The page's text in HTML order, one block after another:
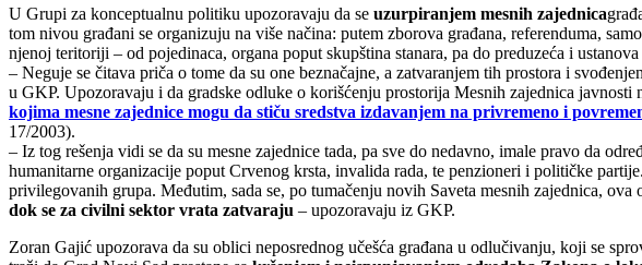
U Grupi za konceptualnu politiku upozoravaju da se uzurpiranjem mesnih zajednica
tom nivou građani se organizuju na više načina: putem zborova građana, referenduma,
njenoj teritoriji – od pojedinaca, organa poput skupština stanara, pa do preduzeća i
– Neguje se čitava priča o tome da su one beznačajne, a zatvaranjem tih prostora i
u GKP. Upozoravaju i da gradske odluke o korišćenju prostorija Mesnih zajednica
kojima mesne zajednice mogu da stiču sredstva izdavanjem na privremeno i
17/2003).
– Iz tog rešenja vidi se da su mesne zajednice tada, pa sve do nedavno, imale pravo da
humanitarne organizacije poput Crvenog krsta, invalida rada, te penzioneri i političke
privilegovanih grupa. Međutim, sada se, po tumačenju novih Saveta mesnih zajednica,
dok se za civilni sektor vrata zatvaraju – upozoravaju iz GKP.
Zoran Gajić upozorava da su oblici neposrednog učešća građana u odlučivanju, koji se